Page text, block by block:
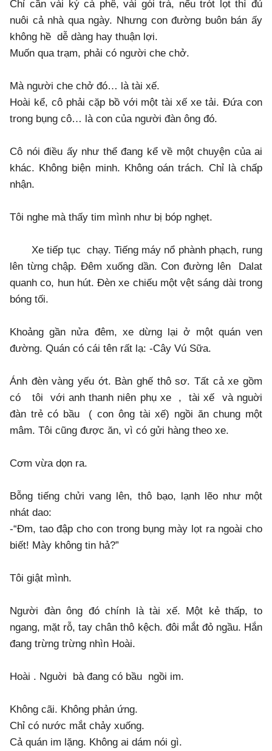
Chỉ cần vài ký cà phê, vài gói trà, nếu trót lọt thì đủ
nuôi cả nhà qua ngày. Nhưng con đường buôn bán ấy
không hề dễ dàng hay thuận lợi.
Muốn qua trạm, phải có người che chở.
Mà người che chở đó… là tài xế.
Hoài kể, cô phải cặp bồ với một tài xế xe tải. Đứa con
trong bụng cô… là con của người đàn ông đó.
Cô nói điều ấy như thể đang kể về một chuyện của ai
khác. Không biện minh. Không oán trách. Chỉ là chấp
nhận.
Tôi nghe mà thấy tim mình như bị bóp nghẹt.
Xe tiếp tục chạy. Tiếng máy nổ phành phạch, rung
lên từng chập. Đêm xuống dần. Con đường lên Dalat
quanh co, hun hút. Đèn xe chiếu một vệt sáng dài trong
bóng tối.
Khoảng gần nửa đêm, xe dừng lại ở một quán ven
đường. Quán có cái tên rất lạ: -Cây Vú Sữa.
Ánh đèn vàng yếu ớt. Bàn ghế thô sơ. Tất cả xe gồm
có tôi với anh thanh niên phụ xe , tài xế và nguời
đàn trẻ có bầu ( con ông tài xế) ngồi ăn chung một
mâm. Tôi cũng được ăn, vì có gửi hàng theo xe.
Cơm vừa dọn ra.
Bỗng tiếng chửi vang lên, thô bạo, lạnh lẽo như một
nhát dao:
-“Đm, tao đập cho con trong bụng mày lọt ra ngoài cho
biết! Mày không tin hả?”
Tôi giật mình.
Người đàn ông đó chính là tài xế. Một kẻ thấp, to
ngang, mặt rỗ, tay chân thô kệch. đôi mắt đỏ ngầu. Hắn
đang trừng trừng nhìn Hoài.
Hoài . Nguời bà đang có bầu ngồi im.
Không cãi. Không phản ứng.
Chỉ có nước mắt chảy xuống.
Cả quán im lặng. Không ai dám nói gì.